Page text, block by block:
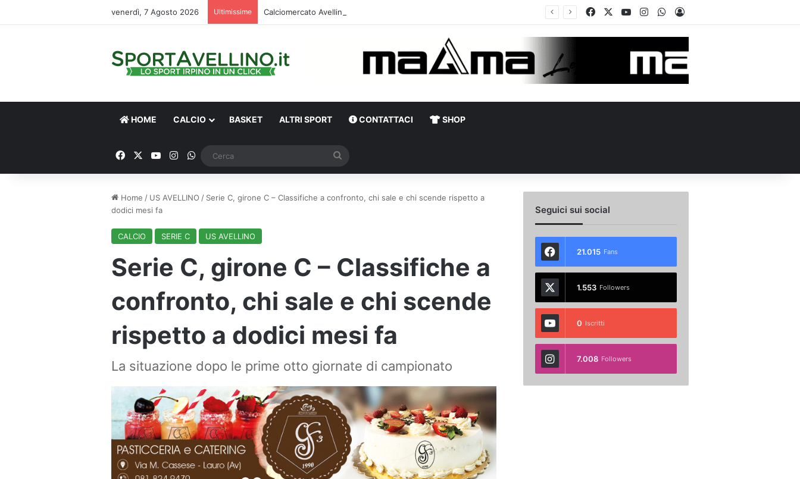
venerdì, 7 Agosto 2026 Ultimissime FacebookYou TubeInstagramWhatsApp
Accedi
HOME CALCIO BASKET ALTRI SPORT CONTATTACI SHOP
FacebookYou TubeInstagram
WhatsApp
Home / US AVELLINO / Serie C, girone C – Classifiche a confronto, chi sale e chi scende rispetto a
dodici mesi fa
CALCIO SERIE C US AVELLINO
Serie C, girone C – Classifiche a
confronto, chi sale e chi scende
rispetto a dodici mesi fa
La situazione dopo le prime otto giornate di campionato
Seguici sui social
21.015 Fans
1.553 Followers
0 Iscritti
7.008 Followers